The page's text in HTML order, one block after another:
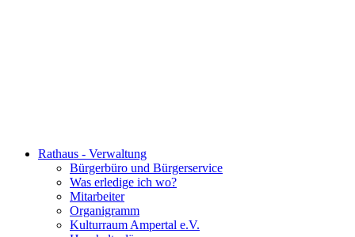
Rathaus - Verwaltung
Bürgerbüro und Bürgerservice
Was erledige ich wo?
Mitarbeiter
Organigramm
Kulturraum Ampertal e.V.